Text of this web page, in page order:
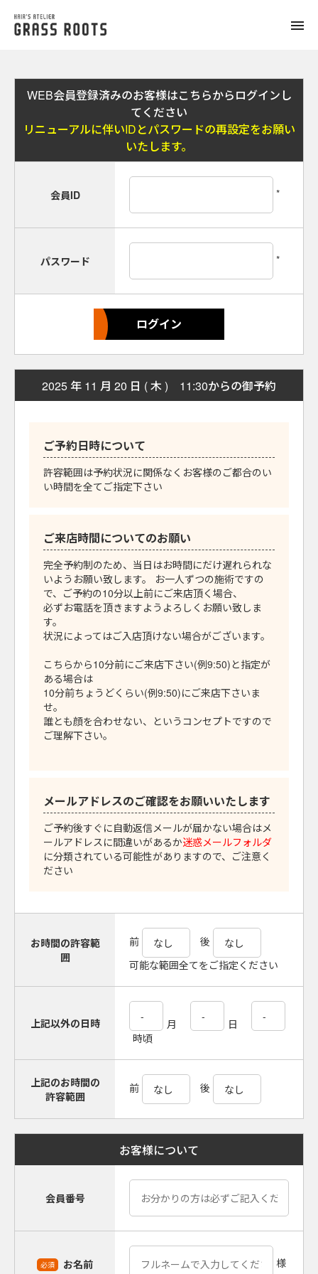
toggle
WEB会員登録済みのお客様はこちらからログインし
てください
リニューアルに伴いIDとパスワードの再設定をお願い
いたします。
会員ID *
パスワード *
2025 年 11 月 20 日 ( 木 ) 11:30からの御予約
ご予約日時について
許容範囲は予約状況に関係なくお客様のご都合のい
い時間を全てご指定下さい
ご来店時間についてのお願い
完全予約制のため、当日はお時間にだけ遅れられな
いようお願い致します。 お一人ずつの施術ですの
で、ご予約の10分以上前にご来店頂く場合、
必ずお電話を頂きますようよろしくお願い致しま
す。
状況によってはご入店頂けない場合がございます。
こちらから10分前にご来店下さい(例9:50)と指定が
ある場合は
10分前ちょうどくらい(例9:50)にご来店下さいま
せ。
誰とも顔を合わせない、というコンセプトですので
ご理解下さい。
メールアドレスのご確認をお願いいたします
ご予約後すぐに自動返信メールが届かない場合はメ
ールアドレスに間違いがあるか迷惑メールフォルダ
に分類されている可能性がありますので、ご注意く
ださい
お時間の許容範
囲
前
後
可能な範囲全てをご指定ください
上記以外の日時 月
日
時頃
上記のお時間の
許容範囲
前 後
お客様について
会員番号
必須 お名前 様